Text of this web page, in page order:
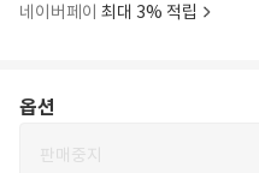
네이버페이 최대 3% 적립
옵션
판매중지